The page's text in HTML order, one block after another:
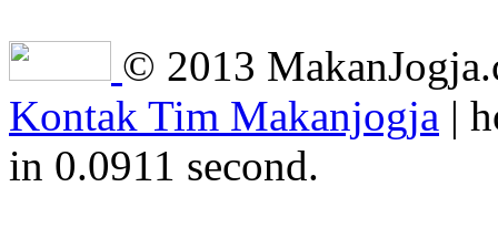
© 2013
Kontak Tim Makanjogja |
in 0.0911 second.